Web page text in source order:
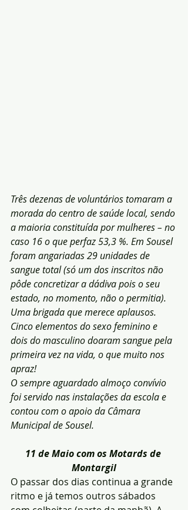
Três dezenas de voluntários tomaram a
morada do centro de saúde local, sendo
a maioria constituída por mulheres – no
caso 16 o que perfaz 53,3 %. Em Sousel
foram angariadas 29 unidades de
sangue total (só um dos inscritos não
pôde concretizar a dádiva pois o seu
estado, no momento, não o permitia).
Uma brigada que merece aplausos.
Cinco elementos do sexo feminino e
dois do masculino doaram sangue pela
primeira vez na vida, o que muito nos
apraz!
O sempre aguardado almoço convívio
foi servido nas instalações da escola e
contou com o apoio da Câmara
Municipal de Sousel.
11 de Maio com os Motards de
Montargil
O passar dos dias continua a grande
ritmo e já temos outros sábados